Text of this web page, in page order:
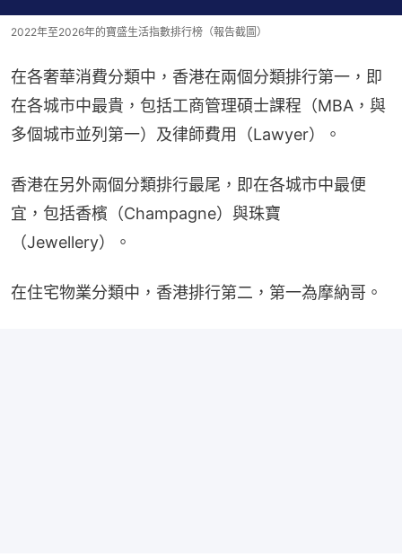
2022年至2026年的寶盛生活指數排行榜（報告截圖）
在各奢華消費分類中，香港在兩個分類排行第一，即
在各城市中最貴，包括工商管理碩士課程（MBA，與
多個城市並列第一）及律師費用（Lawyer）。
香港在另外兩個分類排行最尾，即在各城市中最便
宜，包括香檳（Champagne）與珠寶
（Jewellery）。
在住宅物業分類中，香港排行第二，第一為摩納哥。